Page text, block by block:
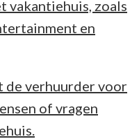
vakantiehuis, zoals
en
de verhuurder voor
of vragen